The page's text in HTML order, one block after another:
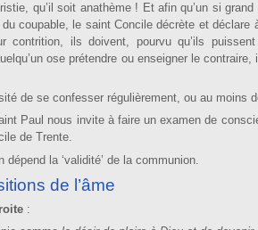
qu’il soit anathème ! Et afin qu’un si
coupable, le saint Concile décrète et déclare
contrition, ils doivent, pourvu qu’ils
ose prétendre ou enseigner le
de se confesser régulièrement, ou au moins
Paul nous invite à faire un examen de
de Trente.
la ‘validité’ de la communion.
de l’âme
: